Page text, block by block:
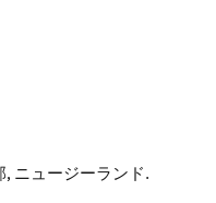
, ニュージーランド.